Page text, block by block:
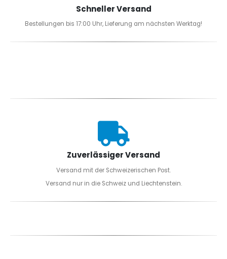
Schneller Versand
Bestellungen bis 17:00 Uhr, Lieferung am nächsten Werktag!
Zuverlässiger Versand
Versand mit der Schweizerischen Post.
Versand nur in die Schweiz und Liechtenstein.